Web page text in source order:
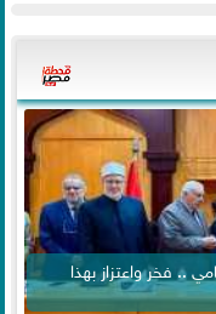
.. فخر واعتزاز بهذا